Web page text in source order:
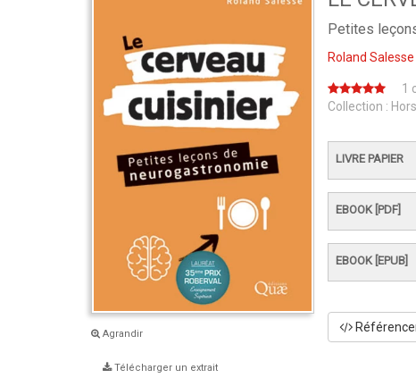
Agrandir
Télécharger un extrait
Petites
Roland Salesse
1
Collection :
LIVRE PAPIER
EBOOK [PDF]
EBOOK [EPUB]